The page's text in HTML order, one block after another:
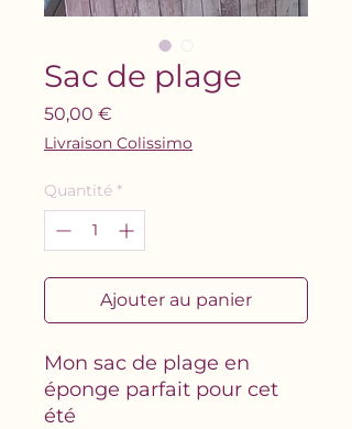
Sac de plage
50,00 €
Livraison Colissimo
Quantité *
Ajouter au panier
Mon sac de plage en
éponge parfait pour cet
été